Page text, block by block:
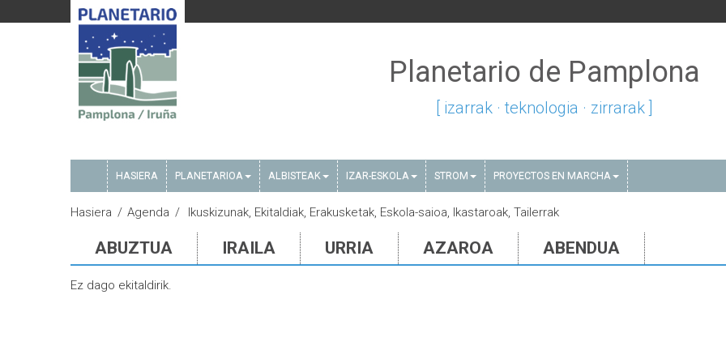
Planetario de Pamplona
[ izarrak · teknologia · zirrarak ]
HASIERA PLANETARIOA ALBISTEAK IZAR-ESKOLA STROM PROYECTOS EN MARCHA
Hasiera Agenda Ikuskizunak, Ekitaldiak, Erakusketak, Eskola-saioa, Ikastaroak, Tailerrak
ABUZTUA IRAILA URRIA AZAROA ABENDUA
Ez dago ekitaldirik.